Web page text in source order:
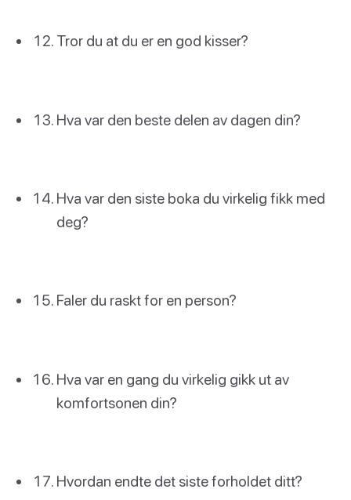
Tror du at du er en god kisser?
Hva var den beste delen av dagen din?
Hva var den siste boka du virkelig fikk med
deg?
Faler du raskt for en person?
Hva var en gang du virkelig gikk ut av
komfortsonen din?
Hvordan endte det siste forholdet ditt?